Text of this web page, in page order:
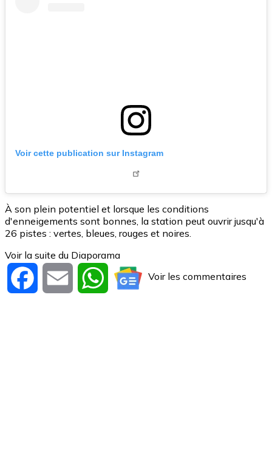
Voir cette publication sur Instagram
À son plein potentiel et lorsque les conditions
d'enneigements sont bonnes, la station peut ouvrir jusqu'à
26 pistes : vertes, bleues, rouges et noires.
Voir la suite du Diaporama
Facebook Email WhatsAppVoir les commentaires